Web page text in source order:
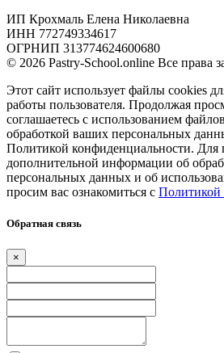
ИП Крохмаль Елена Николаевна
ИНН 772749334617
ОГРНИП 313774624600680
© 2026 Pastry-School.online Все права
Этот сайт использует файлы cookies
работы пользователя. Продолжая
соглашаетесь с использованием
обработкой ваших персональных
Политикой конфиденциальности. Для
дополнительной информации об
персональных данных и об
просим вас ознакомиться с Политикой
Обратная связь
×